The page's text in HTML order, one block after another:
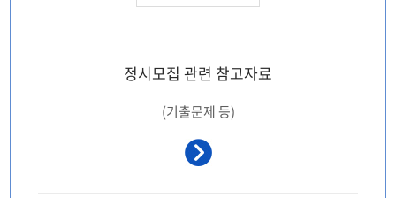
정시모집 관련 참고자료
(기출문제 등)